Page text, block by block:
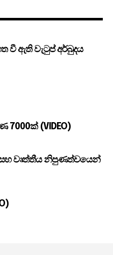
වී ඇති වැටුප් අර්බුදය
(VIDEO)
සහ වෘත්තීය නිපුණත්වයෙන්